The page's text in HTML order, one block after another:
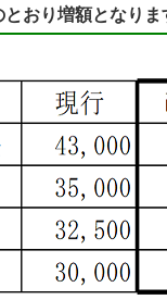
おり増額となりま